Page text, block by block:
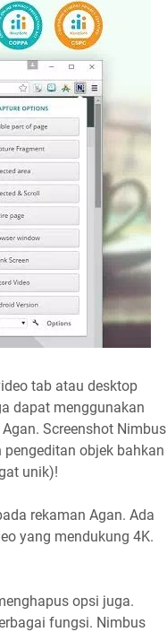
tab atau desktop
dapat menggunakan
Screenshot Nimbus
objek bahkan
unik)!
rekaman Agan. Ada
yang mendukung 4K.
opsi juga.
fungsi. Nimbus